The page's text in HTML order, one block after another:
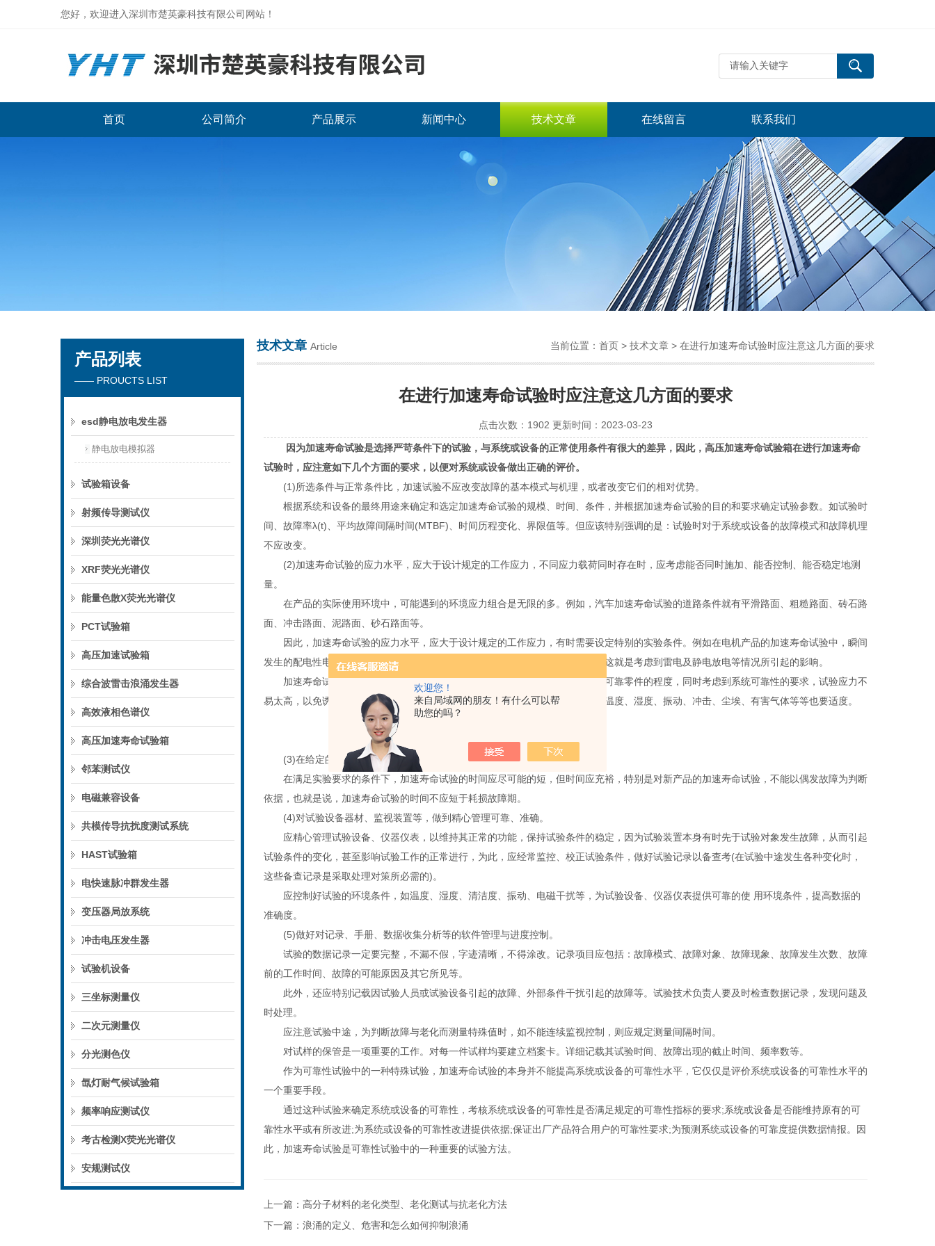
欢迎您！
来自局域网的朋友！有什么可以帮
助您的吗？
您好，欢迎进入深圳市楚英豪科技有限公司网站！
深圳市楚英豪科技有限公司
首页 公司简介 产品展示 新闻中心 技术文章 在线留言 联系我们
产品列表
—— PROUCTS LIST
esd静电放电发生器
静电放电模拟器
试验箱设备
射频传导测试仪
深圳荧光光谱仪
XRF荧光光谱仪
能量色散X荧光光谱仪
PCT试验箱
高压加速试验箱
综合波雷击浪涌发生器
高效液相色谱仪
高压加速寿命试验箱
邻苯测试仪
电磁兼容设备
共模传导抗扰度测试系统
HAST试验箱
电快速脉冲群发生器
变压器局放系统
冲击电压发生器
试验机设备
三坐标测量仪
二次元测量仪
分光测色仪
氙灯耐气候试验箱
频率响应测试仪
考古检测X荧光光谱仪
安规测试仪
技术文章 Article 当前位置： 首页 > 技术文章 > 在进行加速寿命试验时应注意这几方面的要求
在进行加速寿命试验时应注意这几方面的要求
点击次数：1902 更新时间：2023-03-23
因为加速寿命试验是选择严苛条件下的试验，与系统或设备的正常使用条件有很大的差异，因此， 高压加速寿命试验箱在进行加速寿命
试验时，应注意如下几个方面的要求，以便对系统或设备做出正确的评价。
(1)所选条件与正常条件比，加速试验不应改变故障的基本模式与机理，或者改变它们的相对优势。
根据系统和设备的最终用途来确定和选定加速寿命试验的规模、时间、条件，并根据加速寿命试验的目的和要求确定试验参数。如试验时
间、故障率λ(t)、平均故障间隔时间(MTBF)、时间历程变化、界限值等。但应该特别强调的是：试验时对于系统或设备的故障模式和故障机理
不应改变。
(2)加速寿命试验的应力水平，应大于设计规定的工作应力，不同应力载荷同时存在时，应考虑能否同时施加、能否控制、能否稳定地测
量。
在产品的实际使用环境中，可能遇到的环境应力组合是无限的多。例如，汽车加速寿命试验的道路条件就有平滑路面、粗糙路面、砖石路
面、冲击路面、泥路面、砂石路面等。
因此，加速寿命试验的应力水平，应大于设计规定的工作应力，有时需要设定特别的实验条件。例如在电机产品的加速寿命试验中，瞬间
发生的配电性电压高峰、电源变换性电压波动，有时可能达到正常电压的几倍，这就是考虑到雷电及静电放电等情况所引起的影响。
加速寿命试验的应力水平，应严苛到能剔除系统或设不可靠结构和潜在的不可靠零件的程度，同时考虑到系统可靠性的要求，试验应力不
易太高，以免诱发系统或设备原有故障以外的故障机理。此外环境应力条件，如温度、湿度、振动、冲击、尘埃、有害气体等等也要适度。
(3)在给定的时间内，所选条件与其它加速条件比较，要能更早地出现故障。
在满足实验要求的条件下，加速寿命试验的时间应尽可能的短，但时间应充裕，特别是对新产品的加速寿命试验，不能以偶发故障为判断
依据，也就是说，加速寿命试验的时间不应短于耗损故障期。
(4)对试验设备器材、监视装置等，做到精心管理可靠、准确。
应精心管理试验设备、仪器仪表，以维持其正常的功能，保持试验条件的稳定，因为试验装置本身有时先于试验对象发生故障，从而引起
试验条件的变化，甚至影响试验工作的正常进行，为此，应经常监控、校正试验条件，做好试验记录以备查考(在试验中途发生各种变化时，
这些备查记录是采取处理对策所必需的)。
应控制好试验的环境条件，如温度、湿度、清洁度、振动、电磁干扰等，为试验设备、仪器仪表提供可靠的使 用环境条件，提高数据的
准确度。
(5)做好对记录、手册、数据收集分析等的软件管理与进度控制。
试验的数据记录一定要完整，不漏不假，字迹清晰，不得涂改。记录项目应包括：故障模式、故障对象、故障现象、故障发生次数、故障
前的工作时间、故障的可能原因及其它所见等。
此外，还应特别记载因试验人员或试验设备引起的故障、外部条件干扰引起的故障等。试验技术负责人要及时检查数据记录，发现问题及
时处理。
应注意试验中途，为判断故障与老化而测量特殊值时，如不能连续监视控制，则应规定测量间隔时间。
对试样的保管是一项重要的工作。对每一件试样均要建立档案卡。详细记载其试验时间、故障出现的截止时间、频率数等。
作为可靠性试验中的一种特殊试验，加速寿命试验的本身并不能提高系统或设备的可靠性水平，它仅仅是评价系统或设备的可靠性水平的
一个重要手段。
通过这种试验来确定系统或设备的可靠性，考核系统或设备的可靠性是否满足规定的可靠性指标的要求;系统或设备是否能维持原有的可
靠性水平或有所改进;为系统或设备的可靠性改进提供依据;保证出厂产品符合用户的可靠性要求;为预测系统或设备的可靠度提供数据情报。因
此，加速寿命试验是可靠性试验中的一种重要的试验方法。
上一篇： 高分子材料的老化类型、老化测试与抗老化方法
下一篇： 浪涌的定义、危害和怎么如何抑制浪涌